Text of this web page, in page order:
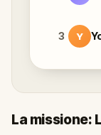
3 Y
La missione: